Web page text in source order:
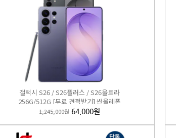
갤럭시 S25 /
갤럭시 S26 / S26플러스 / S26울트라
256G/512G [무료 견적받기] 싼올레폰
1,245,000원 64,000원